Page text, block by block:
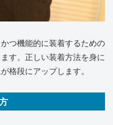
つ機能的に装着するための
す。正しい装着方法を身に
格段にアップします。